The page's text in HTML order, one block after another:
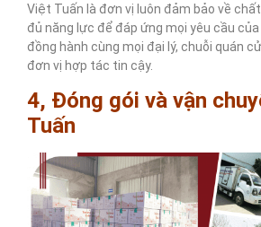
Việt Tuấn là đơn vị luôn đảm bảo về
đủ năng lực để đáp ứng mọi yêu cầu
đồng hành cùng mọi đại lý, chuỗi quán
đơn vị hợp tác tin cậy.
4, Đóng gói và vận
Tuấn